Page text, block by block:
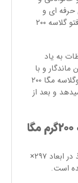
ای و
موبایل را به راحتی میتوانید با مقوای فتو گلاسه ۲۰۰
به یاد
و با
چاپ عکس جاودانه میشوند. کاغذ فتوگلاسه مگا ۲۰۰
و بعد از
دارای جنس گلاسه می باشد. این کاغذ در ابعاد ۲۹۷×